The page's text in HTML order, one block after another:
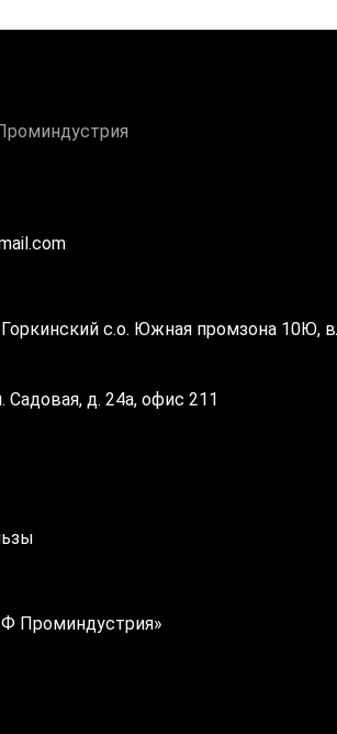
с.о. Южная промзона 10Ю,
Садовая, д. 24а, офис 211
Проминдустрия»